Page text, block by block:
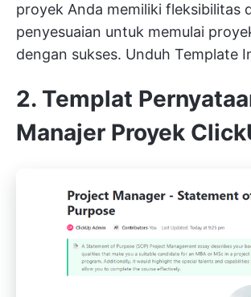
proyek Anda memiliki fleksibilitas
penyesuaian untuk memulai
dengan sukses. Unduh Template
2. Templat
Manajer Proyek